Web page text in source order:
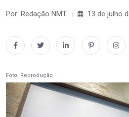
Por: Redação NMT 13 de julho
Foto: Reprodução